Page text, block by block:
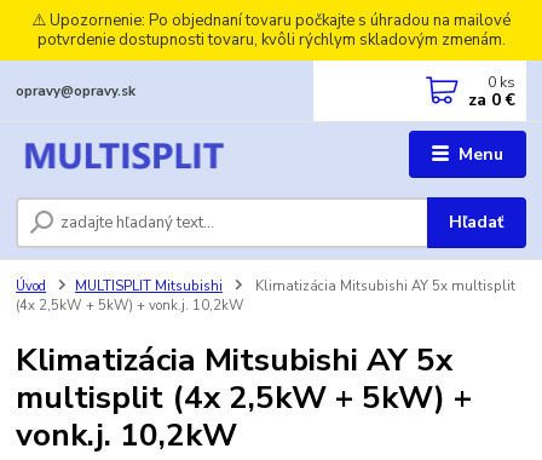
⚠️ Upozornenie: Po objednaní tovaru počkajte s úhradou na mailové
potvrdenie dostupnosti tovaru, kvôli rýchlym skladovým zmenám.
Menu
Hľadať
opravy@opravy.sk 0 ks
za 0 €
Úvod MULTISPLIT Mitsubishi
Klimatizácia Mitsubishi AY 5x multisplit
(4x 2,5kW + 5kW) + vonk.j. 10,2kW
Klimatizácia Mitsubishi AY 5x
multisplit (4x 2,5kW + 5kW) +
vonk.j. 10,2kW